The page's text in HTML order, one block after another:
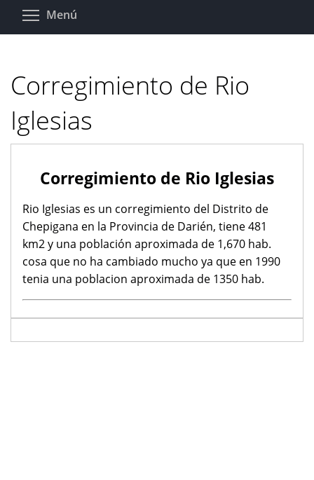
Pasar
Menú
Corregimiento de Rio
Iglesias
Corregimiento de Rio Iglesias
Rio Iglesias es un corregimiento del Distrito de
Chepigana en la Provincia de Darién, tiene 481
km2 y una población aproximada de 1,670 hab.
cosa que no ha cambiado mucho ya que en 1990
tenia una poblacion aproximada de 1350 hab.